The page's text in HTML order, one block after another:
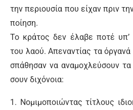
την πε­ριου­σί­α που εί­χαν πριν
ποί­η­ση.
Το κρά­τος δεν έ­λα­βε πο­τέ υπ’
του λα­ού. Α­πε­να­ντί­ας τα
σπά­θη­σαν να α­να­μο­χλεύ­σουν
σουν δι­χό­νοια:
1. Νο­μι­μο­ποιώ­ντας τί­τλους